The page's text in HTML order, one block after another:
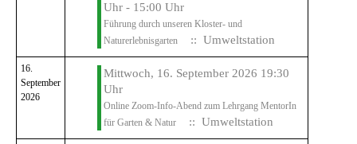
Uhr - 15:00 Uhr
Führung durch unseren Kloster- und
Naturerlebnisgarten
:: Umweltstation
16.
September
2026
Mittwoch, 16. September 2026 19:30
Uhr
Online Zoom-Info-Abend zum Lehrgang MentorIn
für Garten & Natur
:: Umweltstation